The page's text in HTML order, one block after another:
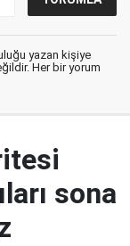
yazan kişiye
Her bir yorum
sona